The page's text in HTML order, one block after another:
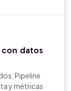
datos
Pipeline
y métricas